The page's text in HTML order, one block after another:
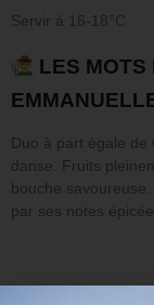
Servir à 16-18°C.
LES MOTS
Duo à part égale de
danse. Fruits
bouche
par ses notes